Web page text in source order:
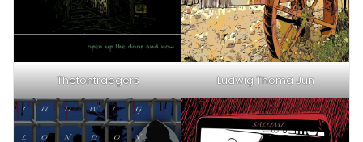
Thetontraegers Ludwig Thoma Jun